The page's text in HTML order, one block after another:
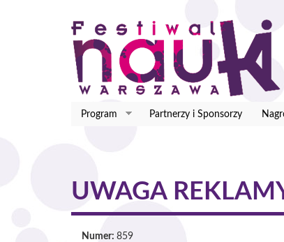
Program Partnerzy i Sponsorzy
UWAGA
Numer: 859